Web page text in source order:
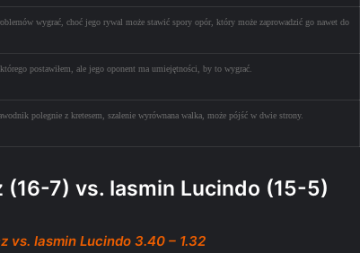
wygrać, choć jego rywal może stawić spory opór, który może zaprowadzić go nawet do
postawiłem, ale jego oponent ma umiejętności, by to wygrać.
polegnie z kretesem, szalenie wyrównana walka, może pójść w dwie strony.
(16-7) vs. Iasmin Lucindo (15-5)
vs. Iasmin Lucindo 3.40 – 1.32